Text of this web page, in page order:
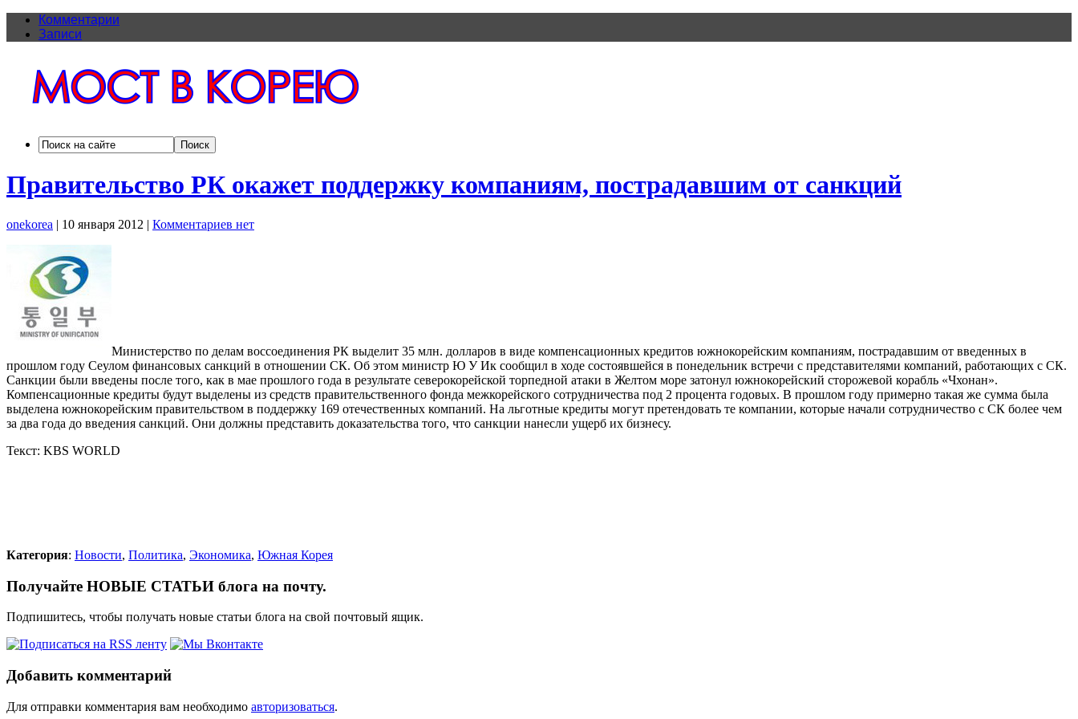
Комментарии
Записи
Правительство РК окажет поддержку компаниям, пострадавшим от санкций
onekorea | 10 января 2012 | Комментариев нет
Министерство по делам воссоединения РК выделит 35 млн. долларов в виде компенсационных кредитов южнокорейским компаниям, пострадавшим от введенных в
прошлом году Сеулом финансовых санкций в отношении СК. Об этом министр Ю У Ик сообщил в ходе состоявшейся в понедельник встречи с представителями компаний, работающих с СК.
Санкции были введены после того, как в мае прошлого года в результате северокорейской торпедной атаки в Желтом море затонул южнокорейский сторожевой корабль «Чхонан».
Компенсационные кредиты будут выделены из средств правительственного фонда межкорейского сотрудничества под 2 процента годовых. В прошлом году примерно такая же сумма была
выделена южнокорейским правительством в поддержку 169 отечественных компаний. На льготные кредиты могут претендовать те компании, которые начали сотрудничество с СК более чем
за два года до введения санкций. Они должны представить доказательства того, что санкции нанесли ущерб их бизнесу.
Текст: KBS WORLD
Категория: Новости, Политика, Экономика, Южная Корея
Получайте НОВЫЕ СТАТЬИ блога на почту.
Подпишитесь, чтобы получать новые статьи блога на свой почтовый ящик.
Добавить комментарий
Для отправки комментария вам необходимо авторизоваться.